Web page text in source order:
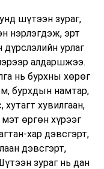
шүтээн зураг,
нэрлэгдэж, эрт
урлаг
алдаршжээ.
нь бурхны хөрөг
бурхдын намтар,
хувилгаан,
мэт өргөн хүрээг
хар дэвсгэрт,
дэвсгэрт,
зураг нь дан